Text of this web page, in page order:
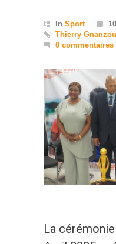
In Sport
Thierry Gnanzou
0 commentaires
La